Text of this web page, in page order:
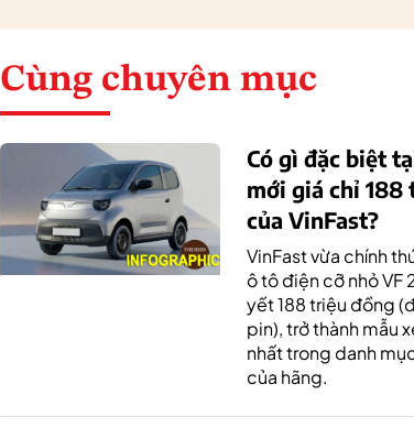
Cùng chuyên mục
Có gì đặc biệt
mới giá chỉ 188
của VinFast?
VinFast vừa chính
ô tô điện cỡ nhỏ VF
yết 188 triệu đồng
pin), trở thành mẫu
nhất trong danh
của hãng.